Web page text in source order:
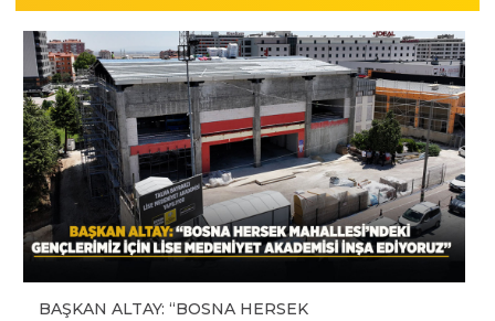
BAŞKAN ALTAY: “BOSNA HERSEK